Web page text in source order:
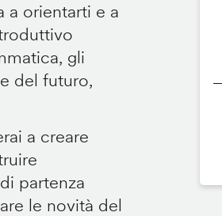
a orientarti e a
gli
del futuro,
a creare
partenza
le novità del